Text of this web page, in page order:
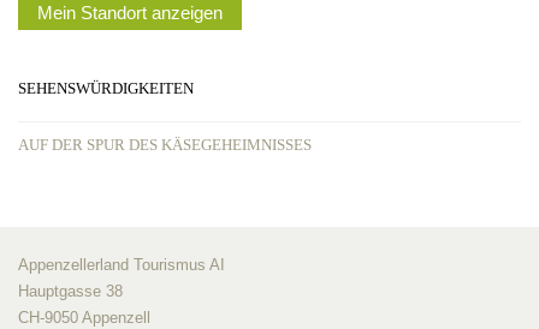
Mein Standort anzeigen
SEHENSWÜRDIGKEITEN
AUF DER SPUR DES KÄSEGEHEIMNISSES
Appenzellerland Tourismus AI
Hauptgasse 38
CH-9050 Appenzell